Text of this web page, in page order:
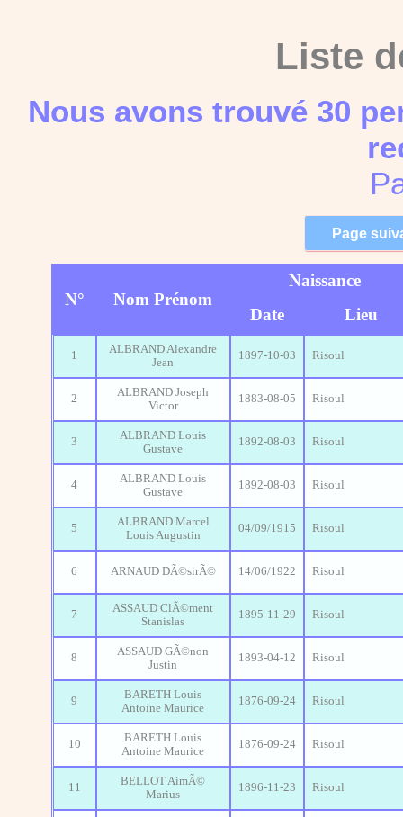
Liste
Nous avons trouvé 30
N° Nom Prénom
Naissance
Date
Lieu
1
ALBRAND Alexandre
Jean
1897-10-03 Risoul
2
ALBRAND Joseph
Victor
1883-08-05 Risoul
3
ALBRAND Louis
Gustave
1892-08-03 Risoul
4
ALBRAND Louis
Gustave
1892-08-03 Risoul
5
ALBRAND Marcel
Louis Augustin
04/09/1915 Risoul
6 ARNAUD DÃ©sirÃ© 14/06/1922 Risoul
7
ASSAUD ClÃ©ment
Stanislas
1895-11-29 Risoul
8
ASSAUD GÃ©non
Justin
1893-04-12 Risoul
9
BARETH Louis
Antoine Maurice
1876-09-24 Risoul
10
BARETH Louis
Antoine Maurice
1876-09-24 Risoul
11
BELLOT AimÃ©
Marius
1896-11-23 Risoul